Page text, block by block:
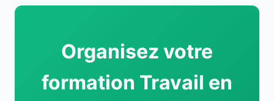
Organisez votre
formation Travail en